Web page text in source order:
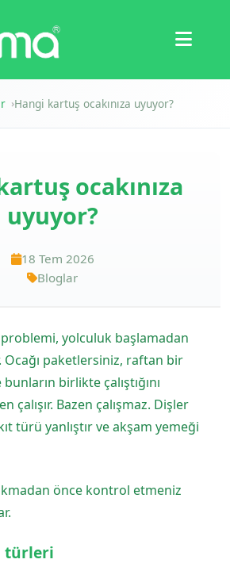
›Hangi kartuş ocakınıza uyuyor?
ocakınıza
uyuyor?
18 Tem 2026
Bloglar
yolculuk başlamadan
Ocağı paketlersiniz, raftan bir
bunların birlikte çalıştığını
çalışır. Bazen çalışmaz. Dişler
türü yanlıştır ve akşam yemeği
önce kontrol etmeniz
türleri